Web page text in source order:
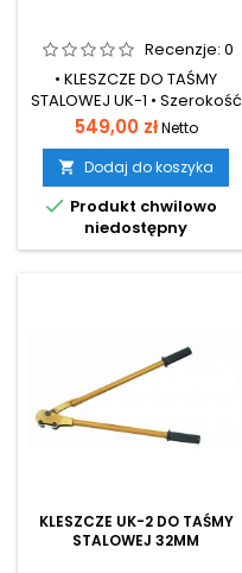
Recenzje: 0
• KLESZCZE DO TAŚMY
STALOWEJ UK-1 • Szerokość
taśmy 16mm• Grubość od
0,4-0,6mm• Przyrządy są
przeznaczone do
wykonywania spięć taśmą
stalową z połączeniem
spinkowym na pakietach
bardzo ciężkich, mało
Cena
549,00 zł Netto
 Dodaj do koszyka
 Produkt chwilowo
niedostępny
KLESZCZE UK-2 DO TAŚMY
STALOWEJ 32MM